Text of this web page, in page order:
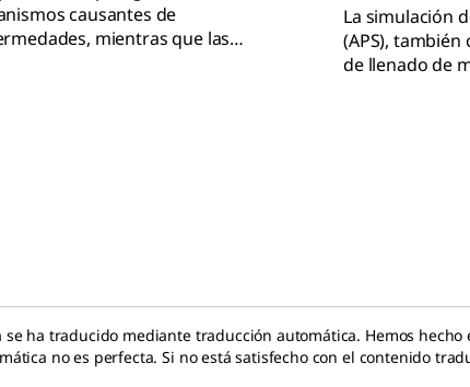
causantes de
mientras que las
La simulación
(APS),
de llenado de
ha traducido mediante traducción automática. Hemos
no es perfecta. Si no está satisfecho con el contenido